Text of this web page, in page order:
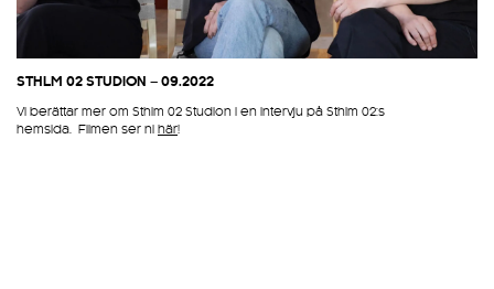
STHLM 02 STUDION – 09.2022
Vi berättar mer om Sthlm 02 Studion i en intervju på Sthlm 02:s
hemsida. Filmen ser ni här!